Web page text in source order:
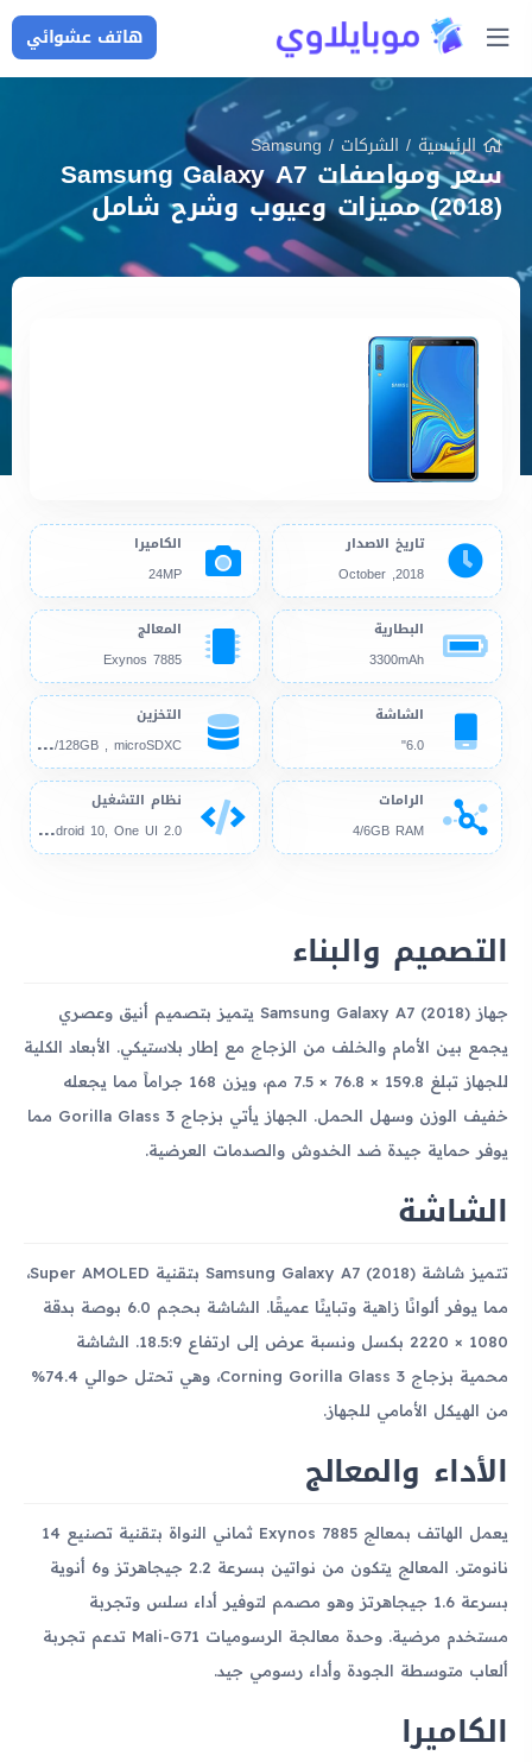
هاتف عشوائي
الرئيسية/ الشركات /
Samsung
سعر ومواصفات Samsung Galaxy A7
(2018) مميزات وعيوب وشرح شامل
تاريخ الاصدار
2018, October
الكاميرا
24MP
البطارية
3300mAh
المعالج
Exynos 7885
الشاشة
6.0"
التخزين
64G
B/128GB , microSDXC
الرامات
4/6GB RAM
نظام التشغيل
And
roid 8.0, up to Android 10, One UI 2.0
التصميم والبناء
جهاز Samsung Galaxy A7 (2018) يتميز بتصميم أنيق وعصري
يجمع بين الأمام والخلف من الزجاج مع إطار بلاستيكي. الأبعاد الكلية
للجهاز تبلغ 159.8 × 76.8 × 7.5 مم، ويزن 168 جراماً مما يجعله
خفيف الوزن وسهل الحمل. الجهاز يأتي بزجاج Gorilla Glass 3 مما
يوفر حماية جيدة ضد الخدوش والصدمات العرضية.
الشاشة
تتميز شاشة Samsung Galaxy A7 (2018) بتقنية Super AMOLED،
مما يوفر ألوانًا زاهية وتباينًا عميقًا. الشاشة بحجم 6.0 بوصة بدقة
1080 × 2220 بكسل ونسبة عرض إلى ارتفاع 18.5:9. الشاشة
محمية بزجاج Corning Gorilla Glass 3، وهي تحتل حوالي 74.4%
من الهيكل الأمامي للجهاز.
الأداء والمعالج
يعمل الهاتف بمعالج Exynos 7885 ثماني النواة بتقنية تصنيع 14
نانومتر. المعالج يتكون من نواتين بسرعة 2.2 جيجاهرتز و6 أنوية
بسرعة 1.6 جيجاهرتز وهو مصمم لتوفير أداء سلس وتجربة
مستخدم مرضية. وحدة معالجة الرسوميات Mali-G71 تدعم تجربة
ألعاب متوسطة الجودة وأداء رسومي جيد.
الكاميرا